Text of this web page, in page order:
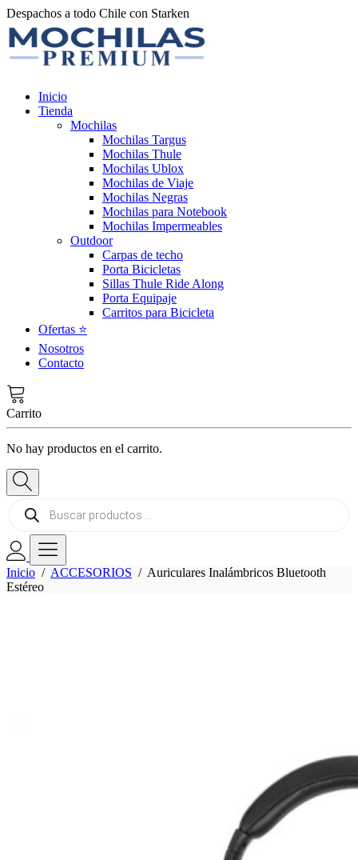
Despachos a todo Chile con Starken
Inicio
Tienda
Mochilas
Mochilas Targus
Mochilas Thule
Mochilas Ublox
Mochilas de Viaje
Mochilas Negras
Mochilas para Notebook
Mochilas Impermeables
Outdoor
Carpas de techo
Porta Bicicletas
Sillas Thule Ride Along
Porta Equipaje
Carritos para Bicicleta
Ofertas ⭐️
Nosotros
Contacto
Carrito
No hay productos en el carrito.
Inicio / ACCESORIOS / Auriculares Inalámbricos Bluetooth
Estéreo